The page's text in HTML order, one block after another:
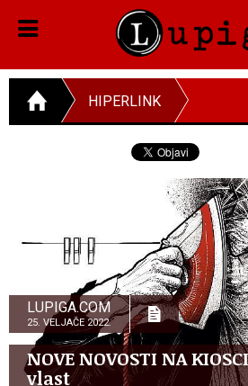
HIPERLINK
LUPIGA.COM
25. VELJAČE 2022.
NOVE NOVOSTI NA
vlast